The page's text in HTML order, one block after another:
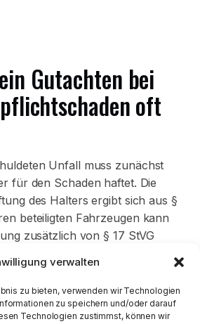
verwalten
zu bieten, verwenden wir Technologien
zu speichern und/oder darauf
Technologien zustimmst, können wir
Gutachten bei
oft
Unfall muss zunächst
für den Schaden haftet. Die
des Halters ergibt sich aus §
beteiligten Fahrzeugen kann
zusätzlich von § 17 StVG
Voraussetzungen
geltend